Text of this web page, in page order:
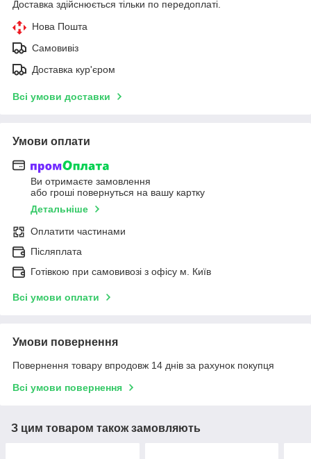
Доставка здійснюється тільки по передоплаті.
Нова Пошта
Самовивіз
Доставка кур'єром
Всі умови доставки
Умови оплати
Ви отримаєте замовлення
або гроші повернуться на вашу картку
Детальніше
Оплатити частинами
Післяплата
Готівкою при самовивозі з офісу м. Київ
Всі умови оплати
Умови повернення
Повернення товару впродовж 14 днів за рахунок покупця
Всі умови повернення
З цим товаром також замовляють